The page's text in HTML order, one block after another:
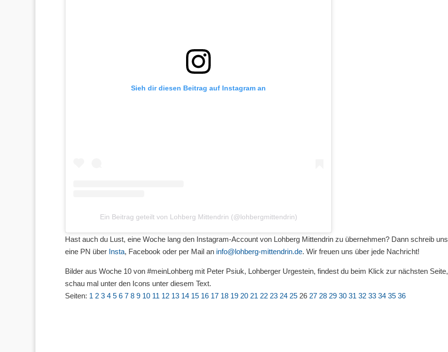
Sieh dir diesen Beitrag auf Instagram an
Ein Beitrag geteilt von Lohberg Mittendrin (@lohbergmittendrin)
Hast auch du Lust, eine Woche lang den Instagram-Account von Lohberg Mittendrin zu übernehmen? Dann schreib uns
eine PN über Insta, Facebook oder per Mail an info@lohberg-mittendrin.de. Wir freuen uns über jede Nachricht!
Bilder aus Woche 10 von #meinLohberg mit Peter Psiuk, Lohberger Urgestein, findest du beim Klick zur nächsten Seite,
schau mal unter den Icons unter diesem Text.
Seiten: 1 2 3 4 5 6 7 8 9 10 11 12 13 14 15 16 17 18 19 20 21 22 23 24 25 26 27 28 29 30 31 32 33 34 35 36